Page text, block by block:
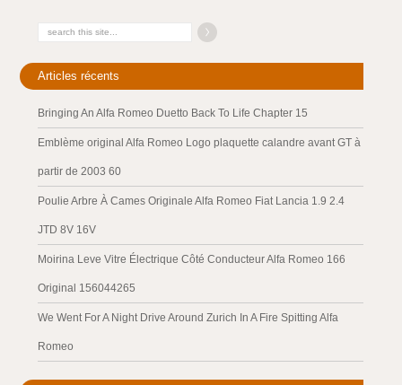
Articles récents
Bringing An Alfa Romeo Duetto Back To Life Chapter 15
Emblème original Alfa Romeo Logo plaquette calandre avant GT à
partir de 2003 60
Poulie Arbre À Cames Originale Alfa Romeo Fiat Lancia 1.9 2.4
JTD 8V 16V
Moirina Leve Vitre Électrique Côté Conducteur Alfa Romeo 166
Original 156044265
We Went For A Night Drive Around Zurich In A Fire Spitting Alfa
Romeo